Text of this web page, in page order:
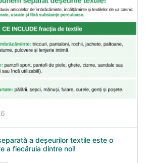
a deșeurilor textile este o
a fiecăruia dintre noi!